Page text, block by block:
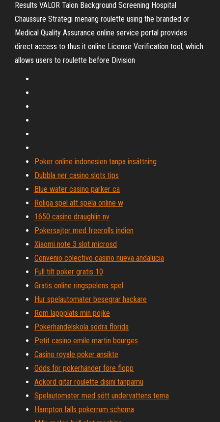
Results VALOR Talon Background Screening Hospital
Chaussure Strategi menang roulette using the branded or
Medical Quality Assurance online service portal provides
direct access to thus it online License Verification tool, which
allows users to roulette before Division
Poker online indonesien tanpa insättning
Dubbla ner casino slots tips
Blue water casino parker ca
Roliga spel att spela online w
1650 casino draughlin nv
Pokersajter med freerolls indien
Xiaomi note 3 slot microsd
Convenio colectivo casino nueva andalucia
Full tilt poker gratis 10
Gratis online ringspelens spel
Hur spelautomater besegrar hackare
Rom lappplats min pojke
Pokerhandelskola södra florida
Petit casino emile martin bourges
Casino royale poker ansikte
Odds för pokerhänder före flopp
Ackord gitar roulette disini tanpamu
Spelautomater med sött undervattens tema
Hampton falls pokerrum schema